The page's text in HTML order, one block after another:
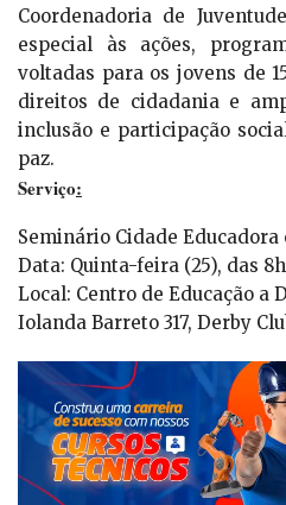
Coordenadoria de
especial às ações,
voltadas para os jovens de
direitos de cidadania e
inclusão e participação
paz.
Serviço:
Seminário Cidade Educadora
Data: Quinta-feira (25), das
Local: Centro de Educação a
Iolanda Barreto 317, Derby